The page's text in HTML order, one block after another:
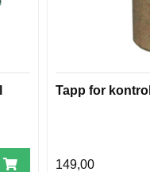
Tapp for
149,00